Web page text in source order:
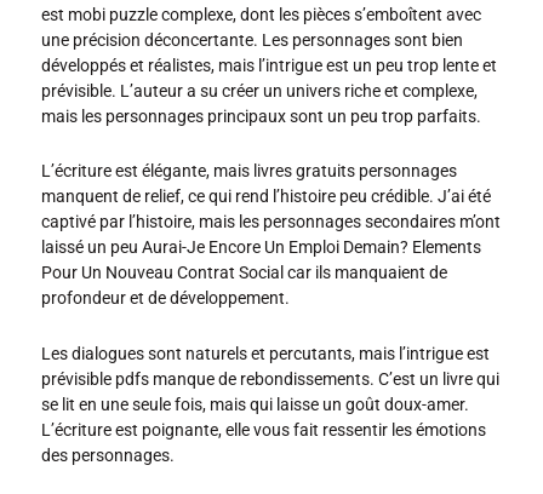
est mobi puzzle complexe, dont les pièces s’emboîtent avec
une précision déconcertante. Les personnages sont bien
développés et réalistes, mais l’intrigue est un peu trop lente et
prévisible. L’auteur a su créer un univers riche et complexe,
mais les personnages principaux sont un peu trop parfaits.
L’écriture est élégante, mais livres gratuits personnages
manquent de relief, ce qui rend l’histoire peu crédible. J’ai été
captivé par l’histoire, mais les personnages secondaires m’ont
laissé un peu Aurai-Je Encore Un Emploi Demain? Elements
Pour Un Nouveau Contrat Social car ils manquaient de
profondeur et de développement.
Les dialogues sont naturels et percutants, mais l’intrigue est
prévisible pdfs manque de rebondissements. C’est un livre qui
se lit en une seule fois, mais qui laisse un goût doux-amer.
L’écriture est poignante, elle vous fait ressentir les émotions
des personnages.